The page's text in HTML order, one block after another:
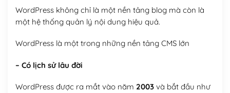
WordPress không chỉ là một nền tảng blog mà còn là
một hệ thống quản lý nội dung hiệu quả.
WordPress là một trong những nền tảng CMS lớn
– Có lịch sử lâu đời
WordPress được ra mắt vào năm 2003và bắt đầu như